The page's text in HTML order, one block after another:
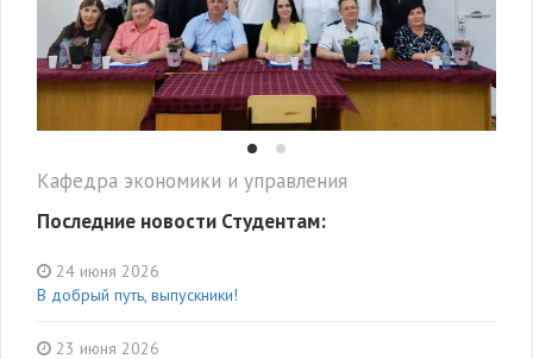
Кафедра экономики и управления
Последние новости Студентам:
24 июня 2026
В добрый путь, выпускники!
23 июня 2026